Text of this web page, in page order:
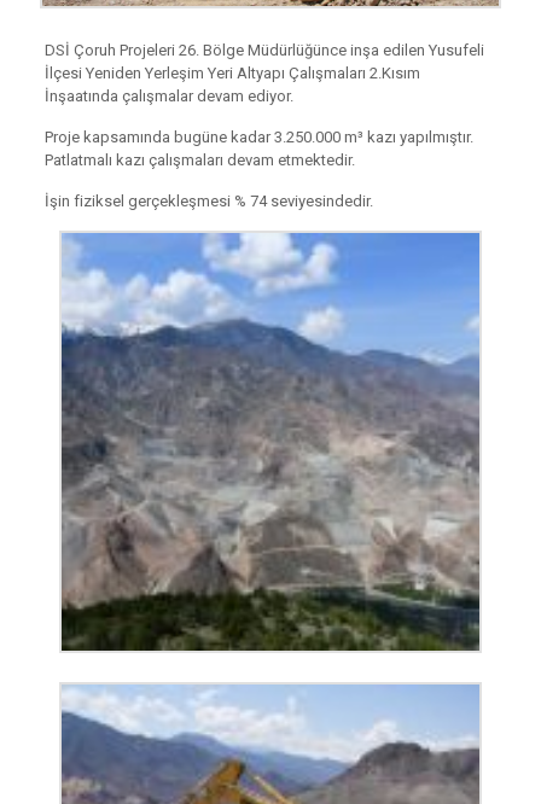
DSİ Çoruh Projeleri 26. Bölge Müdürlüğünce inşa edilen Yusufeli
İlçesi Yeniden Yerleşim Yeri Altyapı Çalışmaları 2.Kısım
İnşaatında çalışmalar devam ediyor.
Proje kapsamında bugüne kadar 3.250.000 m³ kazı yapılmıştır.
Patlatmalı kazı çalışmaları devam etmektedir.
İşin fiziksel gerçekleşmesi % 74 seviyesindedir.